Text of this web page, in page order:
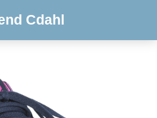
Cdahl